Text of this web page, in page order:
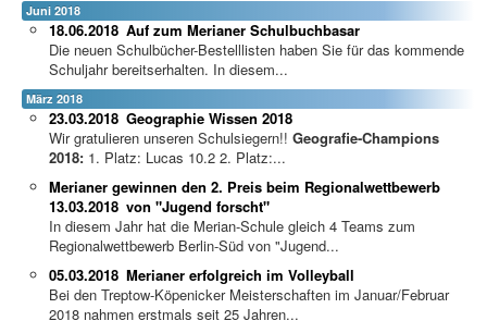
Juni 2018
Auf zum Merianer Schulbuchbasar
18.06.2018
Die neuen Schulbücher-Bestelllisten haben Sie für das kommende
Schuljahr bereitserhalten. In diesem...
März 2018
Geographie Wissen 2018
23.03.2018
Wir gratulieren unseren Schulsiegern!! Geografie-Champions
2018: 1. Platz: Lucas 10.2 2. Platz:...
Merianer gewinnen den 2. Preis beim Regionalwettbewerb
von "Jugend forscht"
13.03.2018
In diesem Jahr hat die Merian-Schule gleich 4 Teams zum
Regionalwettbewerb Berlin-Süd von "Jugend...
Merianer erfolgreich im Volleyball
05.03.2018
Bei den Treptow-Köpenicker Meisterschaften im Januar/Februar
2018 nahmen erstmals seit 25 Jahren...